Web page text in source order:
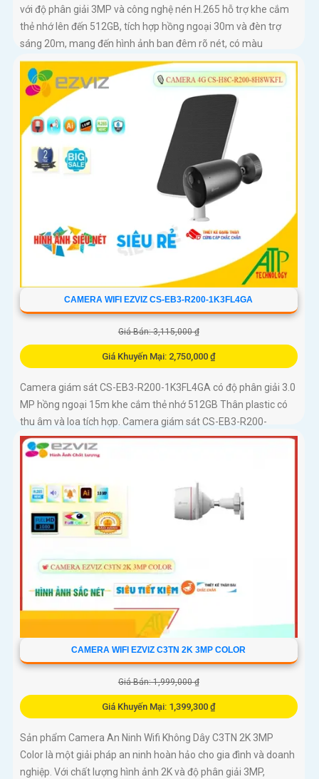
với độ phân giải 3MP và công nghệ nén H.265 hỗ trợ khe cắm
thẻ nhớ lên đến 512GB, tích hợp hồng ngoại 30m và đèn trợ
sáng 20m, mang đến hình ảnh ban đêm rõ nét, có màu
CAMERA WIFI EZVIZ CS-EB3-R200-1K3FL4GA
Giá Bán: 3,115,000 ₫
Giá Khuyến Mại: 2,750,000 ₫
Camera giám sát CS-EB3-R200-1K3FL4GA có độ phân giải 3.0
MP hồng ngoại 15m khe cắm thẻ nhớ 512GB Thân plastic có
thu âm và loa tích hợp. Camera giám sát CS-EB3-R200-
1K3FL4GA là...
CAMERA WIFI EZVIZ C3TN 2K 3MP COLOR
Giá Bán: 1,999,000 ₫
Giá Khuyến Mại: 1,399,300 ₫
Sản phẩm Camera An Ninh Wifi Không Dây C3TN 2K 3MP
Color là một giải pháp an ninh hoàn hảo cho gia đình và doanh
nghiệp. Với chất lượng hình ảnh 2K và độ phân giải 3MP,